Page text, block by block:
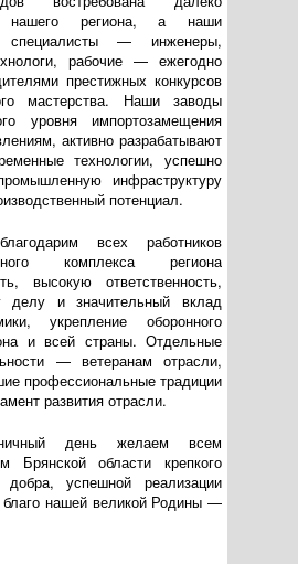
нашего региона, а наши
специалисты — инженеры,
рабочие — ежегодно
престижных конкурсов
мастерства. Наши заводы
уровня импортозамещения
активно разрабатывают
технологии, успешно
инфраструктуру
потенциал.
всех работников
комплекса региона
высокую ответственность,
делу и значительный вклад
укрепление оборонного
и всей страны. Отдельные
— ветеранам отрасли,
профессиональные традиции
развития отрасли.
день желаем всем
Брянской области крепкого
успешной реализации
нашей великой Родины —